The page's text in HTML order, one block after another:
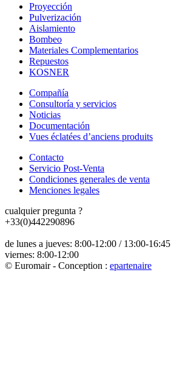
Proyección
Pulverización
Aislamiento
Bombeo
Materiales Complementarios
Repuestos
KOSNER
Compañía
Consultoría y servicios
Noticias
Documentación
Vues éclatées d’anciens produits
Contacto
Servicio Post-Venta
Condiciones generales de venta
Menciones legales
cualquier pregunta ?
+33(0)442290896
de lunes a jueves: 8:00-12:00 / 13:00-16:45
viernes: 8:00-12:00
© Euromair - Conception : epartenaire